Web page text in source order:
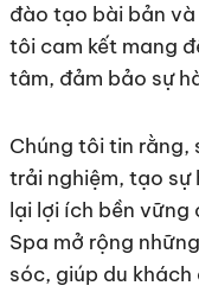
đào tạo bài bản
tôi cam kết mang
tâm, đảm bảo sự
Chúng tôi tin rằng,
trải nghiệm, tạo sự
lại lợi ích bền vững
Spa mở rộng
sóc, giúp du